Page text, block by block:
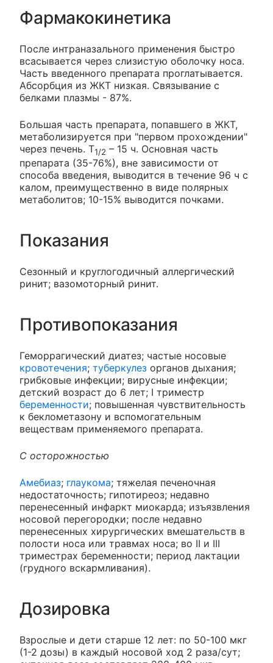
Фармакокинетика
После интраназального применения быстро
всасывается через слизистую оболочку носа.
Часть введенного препарата проглатывается.
Абсорбция из ЖКТ низкая. Связывание с
белками плазмы - 87%.
Большая часть препарата, попавшего в ЖКТ,
метаболизируется при "первом прохождении"
через печень. Т1/2 – 15 ч. Основная часть
препарата (35-76%), вне зависимости от
способа введения, выводится в течение 96 ч с
калом, преимущественно в виде полярных
метаболитов; 10-15% выводится почками.
Показания
Сезонный и круглогодичный аллергический
ринит; вазомоторный ринит.
Противопоказания
Геморрагический диатез; частые носовые
кровотечения; туберкулез органов дыхания;
грибковые инфекции; вирусные инфекции;
детский возраст до 6 лет; I триместр
беременности; повышенная чувствительность
к беклометазону и вспомогательным
веществам применяемого препарата.
С осторожностью
Амебиаз; глаукома; тяжелая печеночная
недостаточность; гипотиреоз; недавно
перенесенный инфаркт миокарда; изъязвления
носовой перегородки; после недавно
перенесенных хирургических вмешательств в
полости носа или травмах носа; во II и III
триместрах беременности; период лактации
(грудного вскармливания).
Дозировка
Взрослые и дети старше 12 лет: по 50-100 мкг
(1-2 дозы) в каждый носовой ход 2 раза/сут;